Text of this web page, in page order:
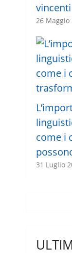
vincenti
26 Maggio
come i
31 Luglio